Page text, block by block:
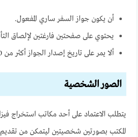
أن يكون جواز السفر ساري المفعول.
يحتوي على صفحتين فارغتين لإلصاق
ألا يمر على تاريخ إصدار الجواز أكثر من 10 سنوات.
الصور الشخصية
يتطلب الاعتماد على أحد مكاتب استخراج
المكتب بصورتين شخصيتين ليتمكن من